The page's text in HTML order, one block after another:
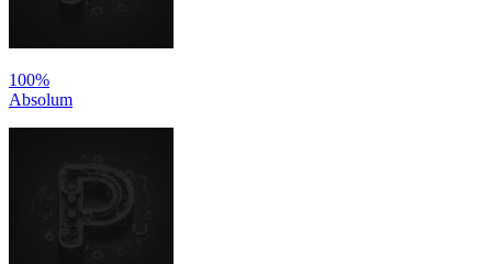
100%
Absolum